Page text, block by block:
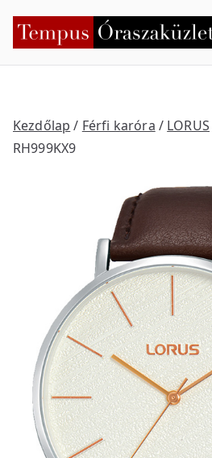
Kezdőlap / Férfi karóra / LORUS
RH999KX9